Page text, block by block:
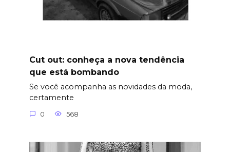
Cut out: conheça a nova tendência
que está bombando
Se você acompanha as novidades da moda,
certamente
0 568